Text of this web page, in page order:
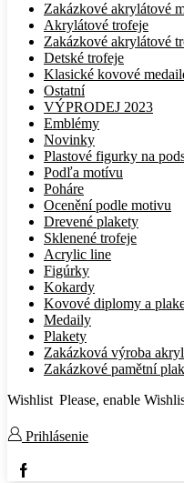
Zakázkové akrylátové
Akrylátové trofeje
Zakázkové akrylátové
Detské trofeje
Klasické kovové
Ostatní
VÝPRODEJ 2023
Emblémy
Novinky
Plastové figurky na
Podľa motívu
Poháre
Ocenění podle motivu
Drevené plakety
Sklenené trofeje
Acrylic line
Figúrky
Kokardy
Kovové diplomy a
Medaily
Plakety
Zakázková výroba
Zakázkové pamětní
Wishlist Please, enable
Prihlásenie
Facebook